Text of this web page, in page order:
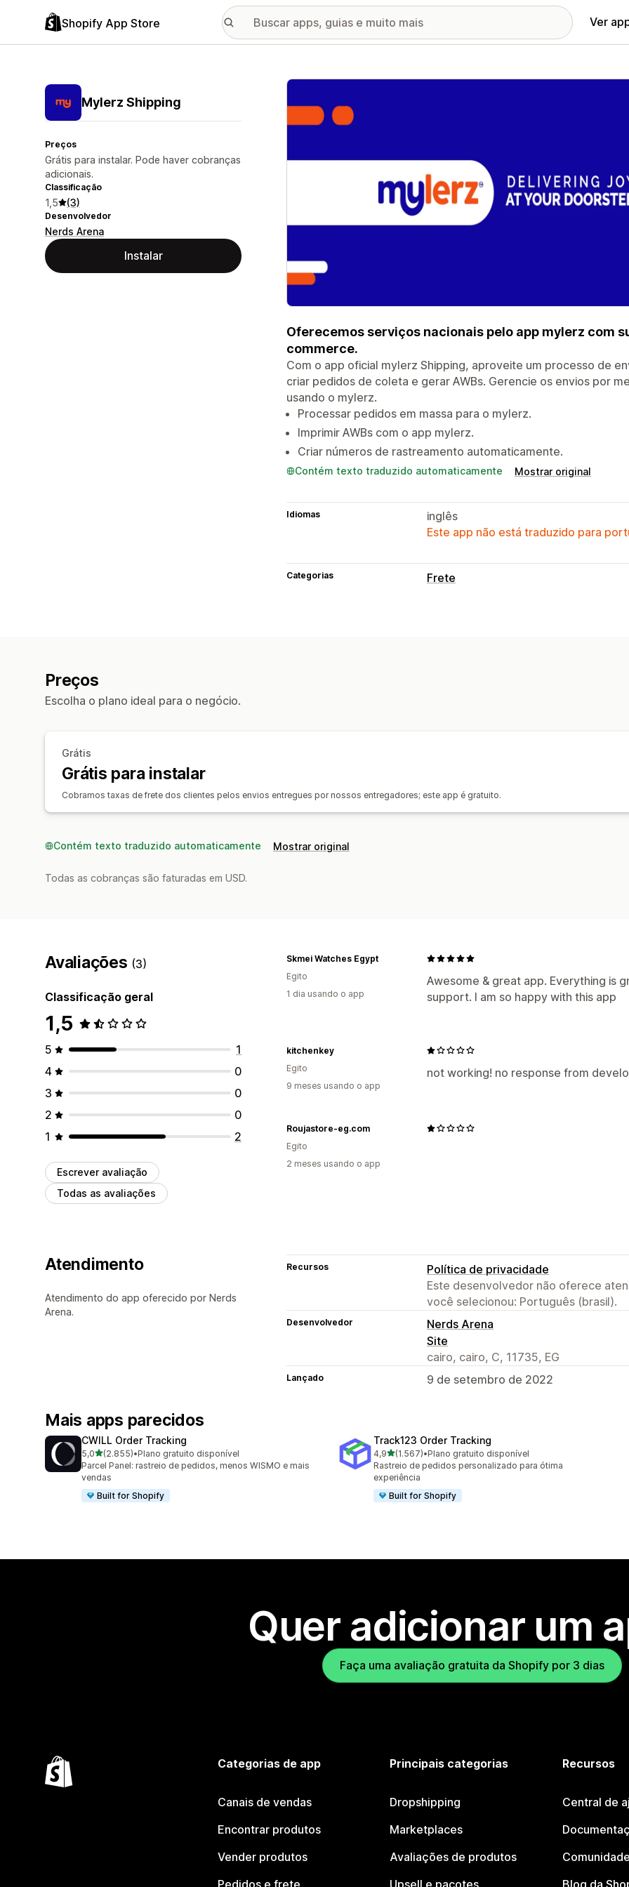
Shopify App Store Ver
Mylerz Shipping
Preços
Grátis para instalar. Pode haver cobranças
adicionais.
Classificação
1,5 (3)
Desenvolvedor
Nerds Arena
Instalar
Galeria de imagens em destaque
Oferecemos serviços nacionais pelo app mylerz com
commerce.
Com o app oficial mylerz Shipping, aproveite um processo de
criar pedidos de coleta e gerar AWBs. Gerencie os envios por
usando o mylerz.
Processar pedidos em massa para o mylerz.
Imprimir AWBs com o app mylerz.
Criar números de rastreamento automaticamente.
Contém texto traduzido automaticamente Mostrar original
Idiomas
inglês
Este app não está traduzido para
Categorias Frete
Preços
Escolha o plano ideal para o negócio.
Grátis
Grátis para instalar
Cobramos taxas de frete dos clientes pelos envios entregues por nossos entregadores; este app é gratuito.
Contém texto traduzido automaticamente Mostrar original
Todas as cobranças são faturadas em USD.
Avaliações (3)
Classificação geral
1,5
5
1
4
0
3
0
2
0
1
2
Escrever avaliação
Todas as avaliações
Awesome & great app. Everything is
support. I am so happy with this app
Skmei Watches Egypt
Egito
1 dia usando o app
not working! no response from
kitchenkey
Egito
9 meses usando o app
Roujastore-eg.com
Egito
2 meses usando o app
Atendimento
Atendimento do app oferecido por Nerds
Arena.
Recursos
Política de privacidade
Este desenvolvedor não oferece
você selecionou: Português (brasil).
Desenvolvedor
Nerds Arena
Site
cairo, cairo, C, 11735, EG
Lançado 9 de setembro de 2022
Mais apps parecidos
CWILL Order Tracking
5,0de 5 estrelas
(2.855)
2855 avaliações ao todo
•Plano gratuito disponível
Parcel Panel: rastreio de pedidos, menos WISMO e mais
vendas
Built for Shopify
Track123 Order Tracking
4,9de 5 estrelas
(1.567)
1567 avaliações ao todo
•Plano gratuito disponível
Rastreio de pedidos personalizado para ótima
experiência
Built for Shopify
Quer adicionar um
Faça uma avaliação gratuita da Shopify por 3 dias
Categorias de app
Canais de vendas
Encontrar produtos
Vender produtos
Principais categorias
Dropshipping
Marketplaces
Avaliações de produtos
Recursos
Central de